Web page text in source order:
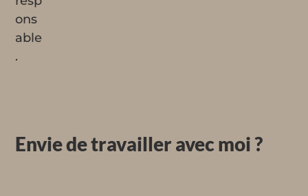
Envie de travailler avec moi ?